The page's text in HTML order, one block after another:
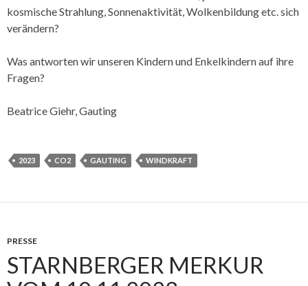
kosmische Strahlung, Sonnenaktivität, Wolkenbildung etc. sich
verändern?
Was antworten wir unseren Kindern und Enkelkindern auf ihre
Fragen?
Beatrice Giehr, Gauting
2023 CO2 GAUTING WINDKRAFT
PRESSE
STARNBERGER MERKUR